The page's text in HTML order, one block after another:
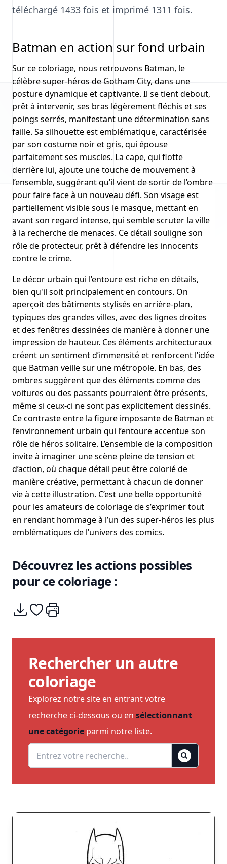
téléchargé 1433 fois et imprimé 1311 fois.
Batman en action sur fond urbain
Sur ce coloriage, nous retrouvons Batman, le
célèbre super-héros de Gotham City, dans une
posture dynamique et captivante. Il se tient debout,
prêt à intervenir, ses bras légèrement fléchis et ses
poings serrés, manifestant une détermination sans
faille. Sa silhouette est emblématique, caractérisée
par son costume noir et gris, qui épouse
parfaitement ses muscles. La cape, qui flotte
derrière lui, ajoute une touche de mouvement à
l’ensemble, suggérant qu’il vient de sortir de l’ombre
pour faire face à un nouveau défi. Son visage est
partiellement visible sous le masque, mettant en
avant son regard intense, qui semble scruter la ville
à la recherche de menaces. Ce détail souligne son
rôle de protecteur, prêt à défendre les innocents
contre le crime.
Le décor urbain qui l’entoure est riche en détails,
bien qu'il soit principalement en contours. On
aperçoit des bâtiments stylisés en arrière-plan,
typiques des grandes villes, avec des lignes droites
et des fenêtres dessinées de manière à donner une
impression de hauteur. Ces éléments architecturaux
créent un sentiment d’immensité et renforcent l’idée
que Batman veille sur une métropole. En bas, des
ombres suggèrent que des éléments comme des
voitures ou des passants pourraient être présents,
même si ceux-ci ne sont pas explicitement dessinés.
Ce contraste entre la figure imposante de Batman et
l’environnement urbain qui l’entoure accentue son
rôle de héros solitaire. L’ensemble de la composition
invite à imaginer une scène pleine de tension et
d’action, où chaque détail peut être colorié de
manière créative, permettant à chacun de donner
vie à cette illustration. C’est une belle opportunité
pour les amateurs de coloriage de s’exprimer tout
en rendant hommage à l’un des super-héros les plus
emblématiques de l’univers des comics.
Découvrez les actions possibles
pour ce coloriage :
Télécharger
Ajouter à mes coups de coeurs
Imprimer
Rechercher un autre
coloriage
Explorez notre site en entrant votre
recherche ci-dessous ou en sélectionnant
une catégorie parmi notre liste.